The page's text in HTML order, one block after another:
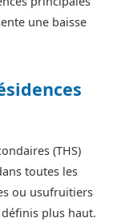
une baisse
(THS)
toutes les
ou usufruitiers
plus haut.